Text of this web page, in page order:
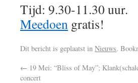
Tijd: 9.30-11.30 uur.
Meedoen gratis!
Dit bericht is geplaatst in Nieuws.
← 19 Mei: “Bliss of May”;
concert